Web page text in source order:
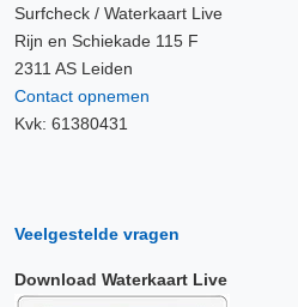
Surfcheck / Waterkaart Live
Rijn en Schiekade 115 F
2311 AS Leiden
Contact opnemen
Kvk: 61380431
Veelgestelde vragen
Download Waterkaart Live